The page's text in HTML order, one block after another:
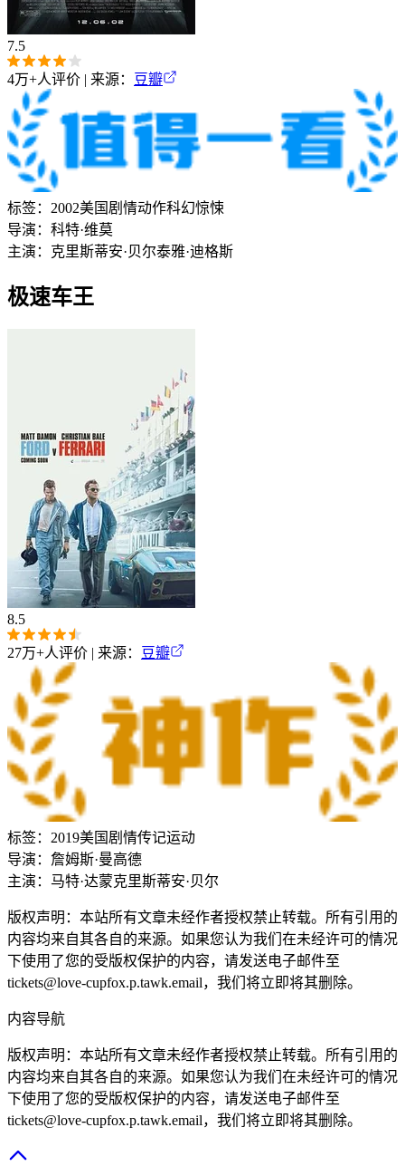
7.5
4万+人评价 | 来源： 豆瓣
标签： 2002美国 剧情动作科幻惊悚
导演： 科特·维莫
主演： 克里斯蒂安·贝尔泰雅·迪格斯
极速车王
8.5
27万+人评价 | 来源： 豆瓣
标签： 2019美国 剧情传记运动
导演： 詹姆斯·曼高德
主演： 马特·达蒙克里斯蒂安·贝尔
版权声明：本站所有文章未经作者授权禁止转载。所有引用的
内容均来自其各自的来源。如果您认为我们在未经许可的情况
下使用了您的受版权保护的内容，请发送电子邮件至
tickets@love-cupfox.p.tawk.email，我们将立即将其删除。
内容导航
版权声明：本站所有文章未经作者授权禁止转载。所有引用的
内容均来自其各自的来源。如果您认为我们在未经许可的情况
下使用了您的受版权保护的内容，请发送电子邮件至
tickets@love-cupfox.p.tawk.email，我们将立即将其删除。